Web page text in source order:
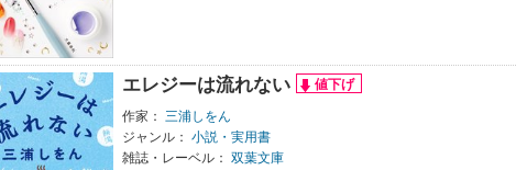
エレジーは流れない
作家： 三浦しをん
ジャンル： 小説・実用書
雑誌・レーベル： 双葉文庫